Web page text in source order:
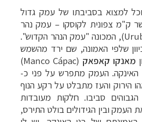
למצוא בסביבתו של עמק גדול
ק"מ צפונית לקוסקו– עמק נהר
), המכונה "עמק הנהר הקדוש".
שלפי האמונה, שם ירד מהשמש
מאנקו קאפאק (
Manco Cápac
)
האינקה.העמק מתפרש על פני כ-
הירוק והעז מתבלט על רקע הנוף
סביבו. חלקות מעובדות
העמק ובין הגידולים בולט התירס,